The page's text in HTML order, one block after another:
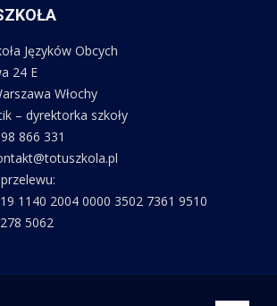
Języków Obcych
24 E
Włochy
– dyrektorka szkoły
866 331
1140 2004 0000 3502 7361 9510
5062